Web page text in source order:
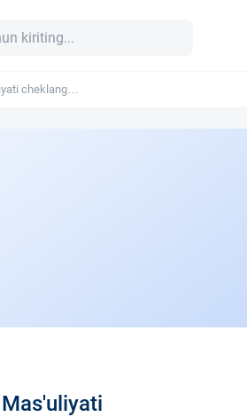
cheklangan
Mas'uliyati